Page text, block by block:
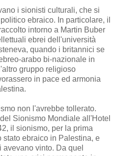
i sionisti culturali, che si
ebraico. In particolare, il
intorno a Martin Buber
ebrei dell'università
quando i britannici se
arabo bi-nazionale in
gruppo religioso
in pace ed armonia
non l'avrebbe tollerato.
Sionismo Mondiale all'Hotel
il sionismo, per la prima
stato ebraico in Palestina, e
vinto. Da quel